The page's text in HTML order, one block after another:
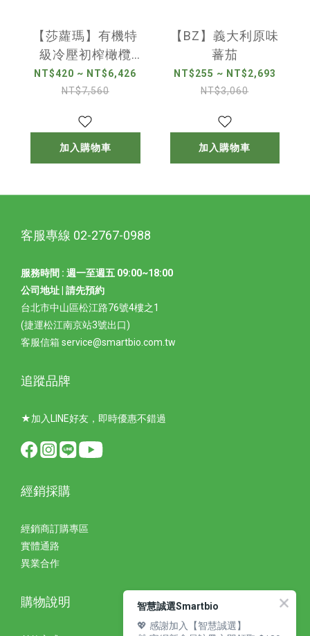
【莎蘿瑪】有機特
級冷壓初榨橄欖
油-250ml
NT$420 ~ NT$6,426
NT$7,560
加入購物車
【BZ】義大利原味
蕃茄
NT$255 ~ NT$2,693
NT$3,060
加入購物車
客服專線 02-2767-0988
服務時間 : 週一至週五 09:00~18:00
公司地址 | 請先預約
台北市中山區松江路76號4樓之1
(捷運松江南京站3號出口)
客服信箱 service@smartbio.com.tw
追蹤品牌
★加入LINE好友，即時優惠不錯過
經銷採購
經銷商訂購專區
實體通路
異業合作
購物說明 智慧誠選Smartbio
💖 感謝加入【智慧誠選】